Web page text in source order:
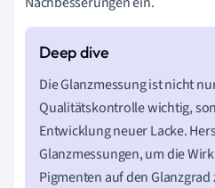
Die Glanzmessung ist nicht
Qualitätskontrolle wichtig,
Entwicklung neuer Lacke.
Glanzmessungen, um die
Pigmenten auf den